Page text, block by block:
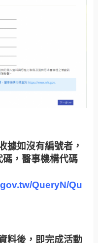
據如沒有編號者，
碼，醫事機構代碼
QueryN/Qu
料後，即完成活動